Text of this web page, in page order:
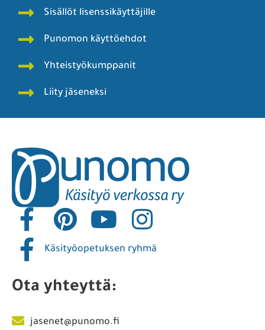
Sisällöt lisenssikäyttäjille
Punomon käyttöehdot
Yhteistyökumppanit
Liity jäseneksi
Käsityöopetuksen ryhmä
Ota yhteyttä:
jasenet@punomo.fi